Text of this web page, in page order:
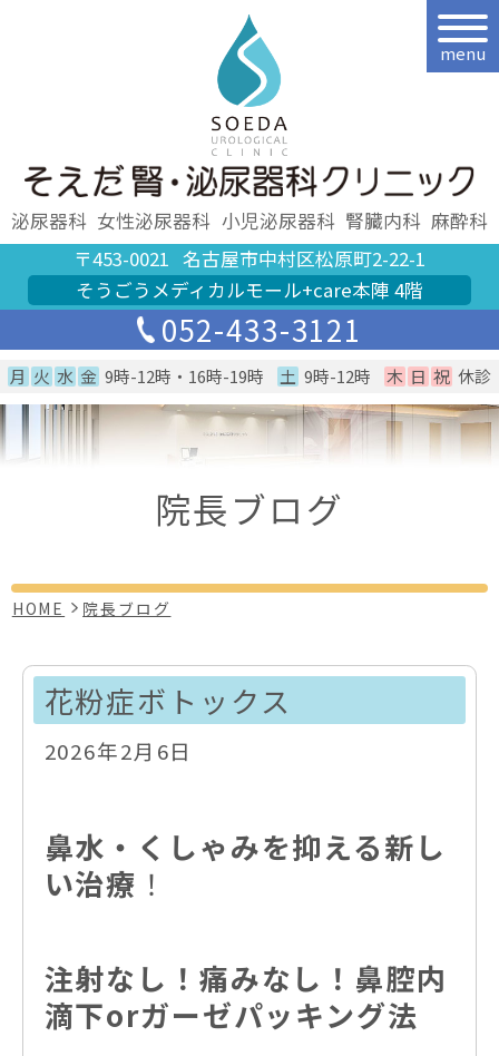
泌尿器科 女性泌尿器科 小児泌尿器科 腎臓内科 麻酔科
〒453-0021 名古屋市中村区松原町2-22-1
そうごうメディカルモール+care本陣 4階
052-433-3121
月 火 水 金 9時-12時・16時-19時 土 9時-12時 木 日 祝 休診
menu
院長ブログ
HOME 院長ブログ
花粉症ボトックス
2026年2月6日
鼻水・くしゃみを抑える新し
い治療 ！
注射なし！痛みなし！鼻腔内
滴下orガーゼパッキング法